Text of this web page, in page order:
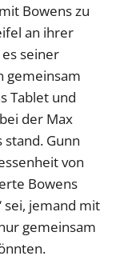
Bowens zu
an ihrer
seiner
gemeinsam
Tablet und
der Max
Gunn
von
Bowens
sei, jemand mit
gemeinsam